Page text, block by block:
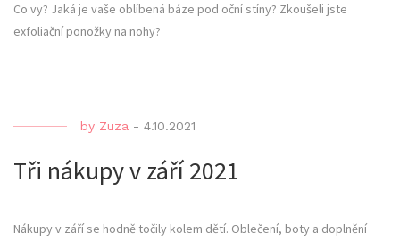
Co vy? Jaká je vaše oblíbená báze pod oční stíny? Zkoušeli jste
exfoliační ponožky na nohy?
by Zuza - 4.10.2021
Tři nákupy v září 2021
Nákupy v září se hodně točily kolem dětí. Oblečení, boty a doplnění